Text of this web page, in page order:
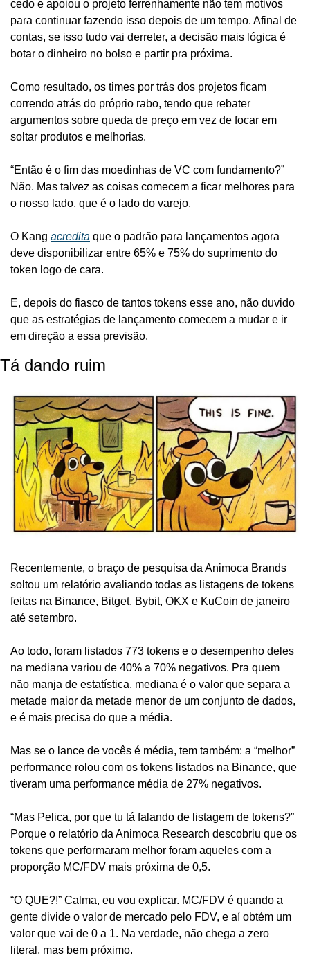
cedo e apoiou o projeto ferrenhamente não tem motivos
para continuar fazendo isso depois de um tempo. Afinal de
contas, se isso tudo vai derreter, a decisão mais lógica é
botar o dinheiro no bolso e partir pra próxima.
Como resultado, os times por trás dos projetos ficam
correndo atrás do próprio rabo, tendo que rebater
argumentos sobre queda de preço em vez de focar em
soltar produtos e melhorias.
“Então é o fim das moedinhas de VC com fundamento?”
Não. Mas talvez as coisas comecem a ficar melhores para
o nosso lado, que é o lado do varejo.
O Kang acredita que o padrão para lançamentos agora
deve disponibilizar entre 65% e 75% do suprimento do
token logo de cara.
E, depois do fiasco de tantos tokens esse ano, não duvido
que as estratégias de lançamento comecem a mudar e ir
em direção a essa previsão.
Tá dando ruim
Recentemente, o braço de pesquisa da Animoca Brands
soltou um relatório avaliando todas as listagens de tokens
feitas na Binance, Bitget, Bybit, OKX e KuCoin de janeiro
até setembro.
Ao todo, foram listados 773 tokens e o desempenho deles
na mediana variou de 40% a 70% negativos. Pra quem
não manja de estatística, mediana é o valor que separa a
metade maior da metade menor de um conjunto de dados,
e é mais precisa do que a média.
Mas se o lance de vocês é média, tem também: a “melhor”
performance rolou com os tokens listados na Binance, que
tiveram uma performance média de 27% negativos.
“Mas Pelica, por que tu tá falando de listagem de tokens?”
Porque o relatório da Animoca Research descobriu que os
tokens que performaram melhor foram aqueles com a
proporção MC/FDV mais próxima de 0,5.
“O QUE?!” Calma, eu vou explicar. MC/FDV é quando a
gente divide o valor de mercado pelo FDV, e aí obtém um
valor que vai de 0 a 1. Na verdade, não chega a zero
literal, mas bem próximo.